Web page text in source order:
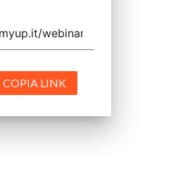
COPIA LINK